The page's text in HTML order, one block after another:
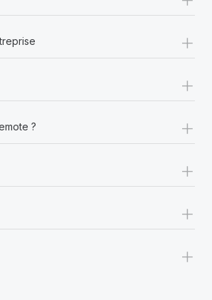
+
+
? +
+
+
+